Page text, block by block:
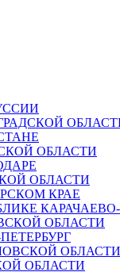
ОБЛАСТИ
ОБЛАСТИ
КРАЕ
ОБЛАСТИ
ОБЛАСТИ
ОБЛАСТИ